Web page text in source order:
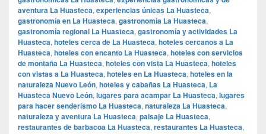
aventura La Huasteca, experiencias únicas La Huasteca,
gastronomía en La Huasteca, gastronomía La Huasteca,
gastronomía regional La Huasteca, gastronomía y actividades La
Huasteca, hoteles cerca de La Huasteca, hoteles cercanos a La
Huasteca, hoteles con encanto La Huasteca, hoteles con servicios
de montaña La Huasteca, hoteles con vista La Huasteca, hoteles
con vistas a La Huasteca, hoteles en La Huasteca, hoteles en la
naturaleza Nuevo León, hoteles y cabañas La Huasteca, La
Huasteca Nuevo León, lugares para acampar La Huasteca, lugares
para hacer senderismo La Huasteca, naturaleza La Huasteca,
naturaleza y aventura La Huasteca, paisaje La Huasteca,
restaurantes de barbacoa La Huasteca, restaurantes La Huasteca,